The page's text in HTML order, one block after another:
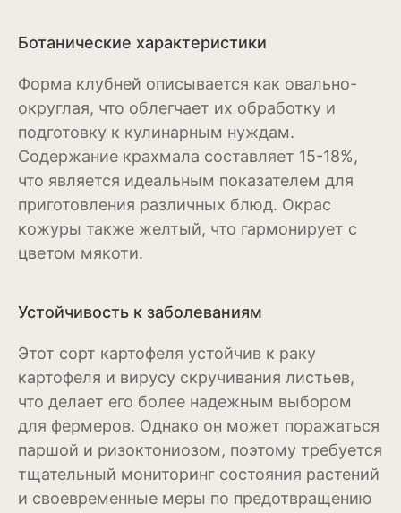
Хризантема
Цинния
Эустома
Эхинацея
Эшшольция
Зерновые культуры
Кукуруза
Ячмень
Комнатные растения
Аглаонема
Алоказия
Ботанические характеристики
Форма клубней описывается как овально-
округлая, что облегчает их обработку и
подготовку к кулинарным нуждам.
Содержание крахмала составляет 15-18%,
что является идеальным показателем для
приготовления различных блюд. Окрас
кожуры также желтый, что гармонирует с
цветом мякоти.
Устойчивость к заболеваниям
Этот сорт картофеля устойчив к раку
картофеля и вирусу скручивания листьев,
что делает его более надежным выбором
для фермеров. Однако он может поражаться
паршой и ризоктониозом, поэтому требуется
тщательный мониторинг состояния растений
и своевременные меры по предотвращению